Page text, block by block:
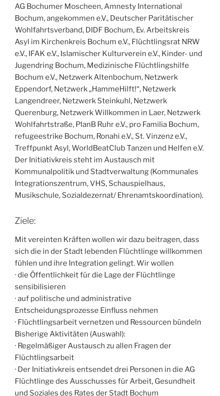
AG Bochumer Moscheen, Amnesty International
Bochum, angekommen e.V., Deutscher Paritätischer
Wohlfahrtsverband, DIDF Bochum, Ev. Arbeitskreis
Asyl im Kirchenkreis Bochum e.V., Flüchtlingsrat NRW
e.V., IFAK e.V., Islamischer Kulturverein e.V., Kinder- und
Jugendring Bochum, Medizinische Flüchtlingshilfe
Bochum e.V., Netzwerk Altenbochum, Netzwerk
Eppendorf, Netzwerk „HammeHilft!“, Netzwerk
Langendreer, Netzwerk Steinkuhl, Netzwerk
Querenburg, Netzwerk Willkommen in Laer, Netzwerk
Wohlfahrtstraße, PlanB Ruhr e.V., pro Familia Bochum,
refugeestrike Bochum, Ronahi e.V., St. Vinzenz e.V.,
Treffpunkt Asyl, WorldBeatClub Tanzen und Helfen e.V.
Der Initiativkreis steht im Austausch mit
Kommunalpolitik und Stadtverwaltung (Kommunales
Integrationszentrum, VHS, Schauspielhaus,
Musikschule, Sozialdezernat/ Ehrenamtskoordination).
Ziele:
Mit vereinten Kräften wollen wir dazu beitragen, dass
sich die in der Stadt lebenden Flüchtlinge willkommen
fühlen und ihre Integration gelingt. Wir wollen
· die Öffentlichkeit für die Lage der Flüchtlinge
sensibilisieren
· auf politische und administrative
Entscheidungsprozesse Einfluss nehmen
· Flüchtlingsarbeit vernetzen und Ressourcen bündeln
Bisherige Aktivitäten (Auswahl):
· Regelmäßiger Austausch zu allen Fragen der
Flüchtlingsarbeit
· Der Initiativkreis entsendet drei Personen in die AG
Flüchtlinge des Ausschusses für Arbeit, Gesundheit
und Soziales des Rates der Stadt Bochum